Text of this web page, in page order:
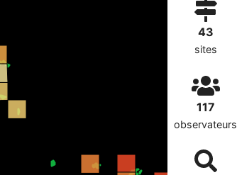
43
sites
117
observateurs